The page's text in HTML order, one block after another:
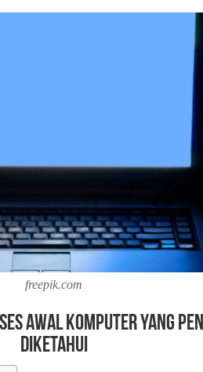
freepik.com
Awal Komputer yang
Diketahui